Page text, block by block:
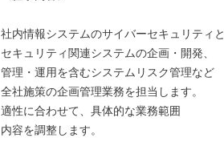
社内情報システムのサイバーセキュリティと
セキュリティ関連システムの企画・開発、
管理・運用を含むシステムリスク管理など
全社施策の企画管理業務を担当します。
適性に合わせて、具体的な業務範囲
内容を調整します。